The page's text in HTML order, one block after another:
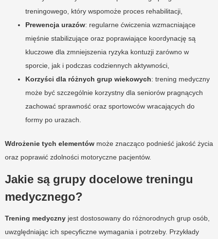
treningowego, który wspomoże proces rehabilitacji,
Prewencja urazów: regularne ćwiczenia wzmacniające
mięśnie stabilizujące oraz poprawiające koordynację są
kluczowe dla zmniejszenia ryzyka kontuzji zarówno w
sporcie, jak i podczas codziennych aktywności,
Korzyści dla różnych grup wiekowych: trening medyczny
może być szczególnie korzystny dla seniorów pragnących
zachować sprawność oraz sportowców wracających do
formy po urazach.
Wdrożenie tych elementów może znacząco podnieść jakość życia
oraz poprawić zdolności motoryczne pacjentów.
Jakie są grupy docelowe treningu
medycznego?
Trening medyczny jest dostosowany do różnorodnych grup osób,
uwzględniając ich specyficzne wymagania i potrzeby. Przykłady